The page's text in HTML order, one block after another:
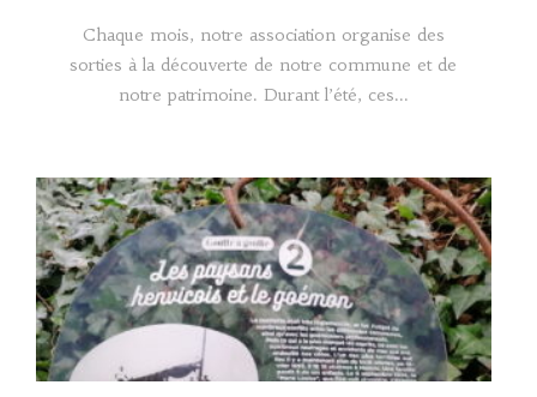
Chaque mois, notre association organise des
sorties à la découverte de notre commune et de
notre patrimoine. Durant l’été, ces...